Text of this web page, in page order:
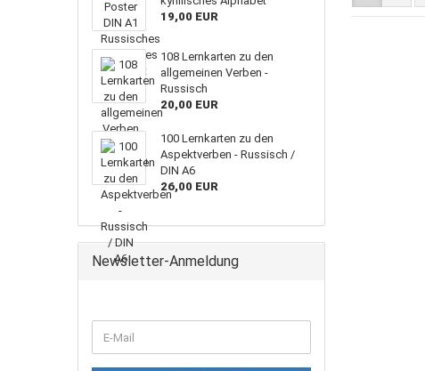
19,00 EUR
108 Lernkarten zu den
allgemeinen Verben -
Russisch
20,00 EUR
100 Lernkarten zu den
Aspektverben - Russisch /
DIN A6
26,00 EUR
Newsletter-Anmeldung